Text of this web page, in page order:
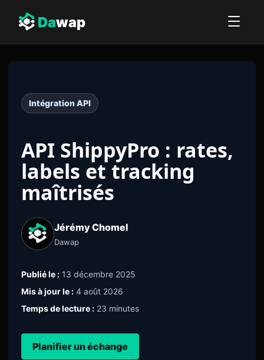
Dawap
Intégration API
API ShippyPro : rates,
labels et tracking
maîtrisés
Jérémy Chomel
Dawap
Publié le : 13 décembre 2025
Mis à jour le : 4 août 2026
Temps de lecture : 23 minutes
Planifier un échange